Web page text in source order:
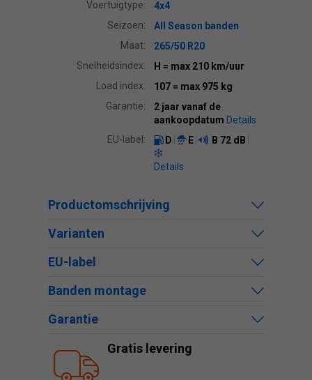
Voertuigtype:
4x4
Seizoen:
All Season banden
Maat:
265/50 R20
Snelheidsindex:
H = max 210 km/uur
Load index:
107 = max 975 kg
Garantie:
2 jaar vanaf de
aankoopdatum Details
EU-label:
D E B 72 dB
Details
Productomschrijving
Varianten
EU-label
Banden montage
Garantie
Gratis levering